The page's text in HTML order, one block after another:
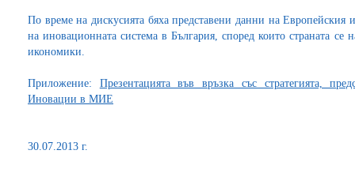
По време на дискусията бяха представени данни на Европейския
на иновационната система в България, според които страната
икономики.
Приложение: Презентацията във връзка със стратегията,
Иновации в МИЕ
30.07.2013 г.